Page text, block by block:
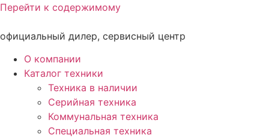
Перейти к содержимому
официальный дилер, сервисный центр
О компании
Каталог техники
Техника в наличии
Серийная техника
Коммунальная техника
Специальная техника